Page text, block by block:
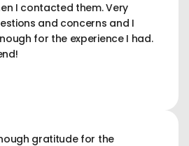
I contacted them. Very
and concerns and I
for the experience I had.
gratitude for the